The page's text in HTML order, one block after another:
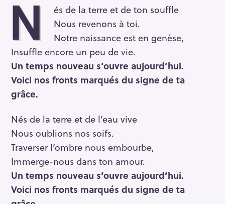
N
és de la terre et de ton souffle
Nous revenons à toi.
Notre naissance est en genèse,
Insuffle encore un peu de vie.
Un temps nouveau s’ouvre aujourd’hui.
Voici nos fronts marqués du signe de ta
grâce.
Nés de la terre et de l’eau vive
Nous oublions nos soifs.
Traverser l’ombre nous embourbe,
Immerge-nous dans ton amour.
Un temps nouveau s’ouvre aujourd’hui.
Voici nos fronts marqués du signe de ta